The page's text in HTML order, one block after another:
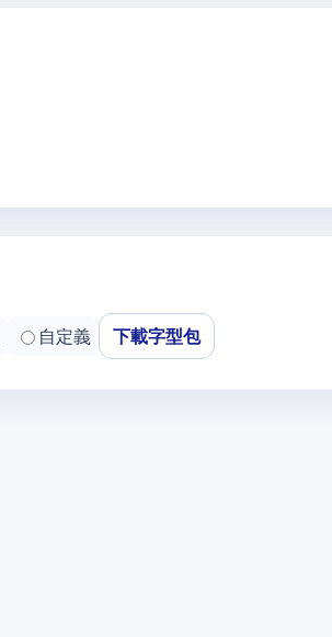
自定義 下載字型包